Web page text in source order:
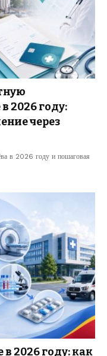
2026 году:
через
в 2026 году и пошаговая
2026 году: как